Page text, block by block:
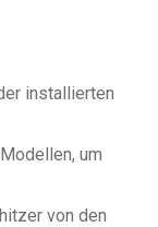
installierten
um
von den